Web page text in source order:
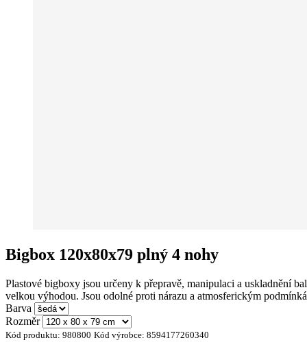
Bigbox 120x80x79 plný 4 nohy
Plastové bigboxy jsou určeny k přepravě, manipulaci a uskladnění
velkou výhodou. Jsou odolné proti nárazu a atmosferickým
Barva
Rozměr
Kód produktu: 980800 Kód výrobce: 8594177260340